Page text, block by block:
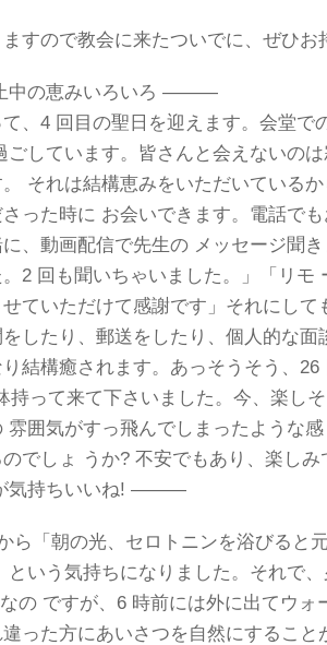
すので教会に来たついでに、ぜひお
の恵みいろいろ ―――
、4 回目の聖日を迎えます。会堂で
ごしています。皆さんと会えないの
それは結構恵みをいただいている
った時に お会いできます。電話で
、動画配信で先生の メッセージ聞
2 回も聞いちゃいました。」「リモ
せていただけて感謝です」それにし
したり、郵送をしたり、個人的な面
結構癒されます。あっそうそう、
持って来て下さいました。今、楽し
雰囲気がすっ飛んでしまったような
でしょ うか? 不安でもあり、楽しみ
持ちいいね! ―――
ら「朝の光、セロトニンを浴びると
という気持ちになりました。それで
の ですが、6 時前には外に出てウォ
った方にあいさつを自然にすること